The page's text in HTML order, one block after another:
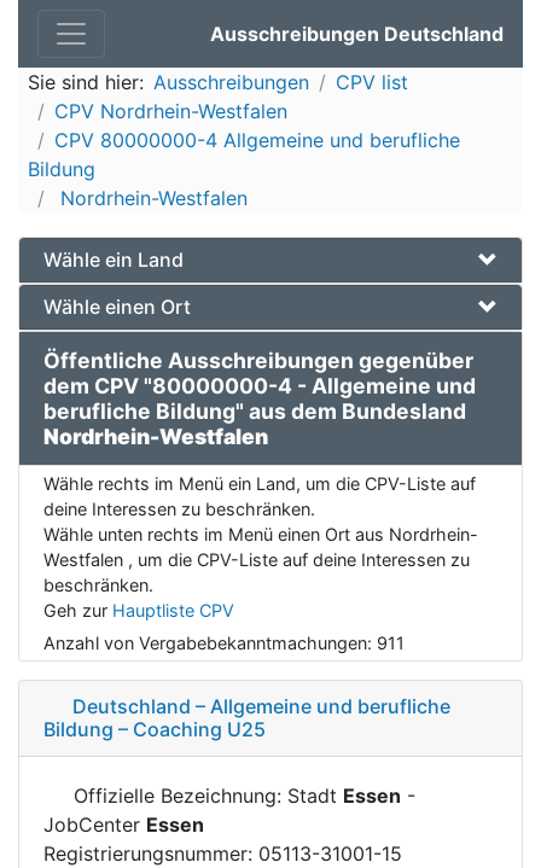
Ausschreibungen Deutschland
Sie sind hier: Ausschreibungen
CPV list
CPV Nordrhein-Westfalen
CPV 80000000-4 Allgemeine und berufliche
Bildung
Nordrhein-Westfalen
Wähle ein Land
Wähle einen Ort
Öffentliche Ausschreibungen gegenüber
dem CPV "80000000-4 - Allgemeine und
berufliche Bildung" aus dem Bundesland
Nordrhein-Westfalen
Wähle rechts im Menü ein Land, um die CPV-Liste auf
deine Interessen zu beschränken.
Wähle unten rechts im Menü einen Ort aus Nordrhein-
Westfalen , um die CPV-Liste auf deine Interessen zu
beschränken.
Geh zur Hauptliste CPV
Anzahl von Vergabebekanntmachungen: 911
Deutschland – Allgemeine und berufliche
Bildung – Coaching U25
Offizielle Bezeichnung: Stadt Essen -
JobCenter Essen
Registrierungsnummer: 05113-31001-15